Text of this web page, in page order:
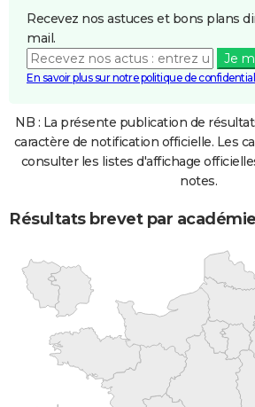
Recevez nos astuces et bons plans
mail.
Je
En savoir plus sur notre politique de
NB : La présente publication de
caractère de notification officielle. Les
consulter les listes d'affichage
notes.
Résultats brevet par académie